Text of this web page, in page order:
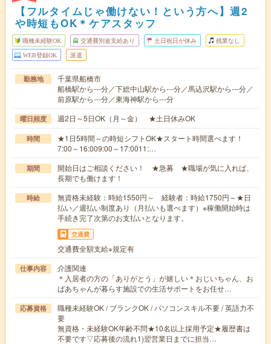
【フルタイムじゃ働けない！という方へ】週2
や時短もOK＊ケアスタッフ
職種未経験OK 交通費別途支給あり 土日祝日が休み 残業なし
WEB登録OK 派遣
勤務地
千葉県船橋市
船橋駅から---分／下総中山駅から---分／馬込沢駅から---分／
前原駅から---分／東海神駅から---分
曜日頻度 週2日～5日OK（月～金） ★土日休みOK
時間
★1日5時間～の時短シフトOK★スタート時間選べます！
7:00～16:009:00～17:0011:…
期間
開始日はご相談ください！ ★急募 ★職場が気に入れば、
長期でも働けます！
時給
無資格未経験：時給1550円～ 経験者：時給1750円～★日
払い／週払い制度あり（月払いも選べます）※稼働開始時は
手続き完了次第のお支払いとなります。
交通費
交通費全額支給※規定有
仕事内容
介護関連
＊入居者の方の「ありがとう」が嬉しい＊おじいちゃん、お
ばあちゃんが暮らす施設での生活サポートをお任せ…
応募資格
職種未経験OK / ブランクOK / パソコンスキル不要 / 英語力不
要
無資格・未経験OK年齢不問★10名以上採用予定★履歴書は
不要です▽応募後の流れ1)翌営業日までに担当…